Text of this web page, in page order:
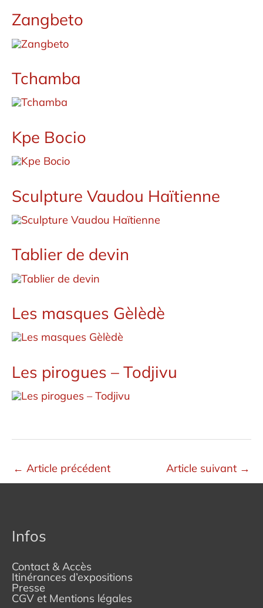
Zangbeto
Tchamba
Kpe Bocio
Sculpture Vaudou Haïtienne
Tablier de devin
Les masques Gèlèdè
Les pirogues – Todjivu
← Article précédent Article suivant →
Infos
Contact & Accès
Itinérances d’expositions
Presse
CGV et Mentions légales